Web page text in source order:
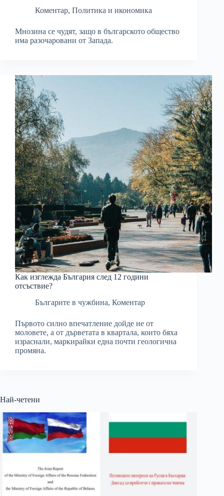
Коментар, Политика и икономика
Мнозина се чудят, защо в българското общество
има разочаровани от Запада.
Как изглежда България след 12 години
отсъствие?
Българите в чужбина, Коментар
Първото силно впечатление дойде не от
моловете, а от дърветата в квартала, които бяха
израснали, маркирайки една почти геологична
промяна.
Най-четени